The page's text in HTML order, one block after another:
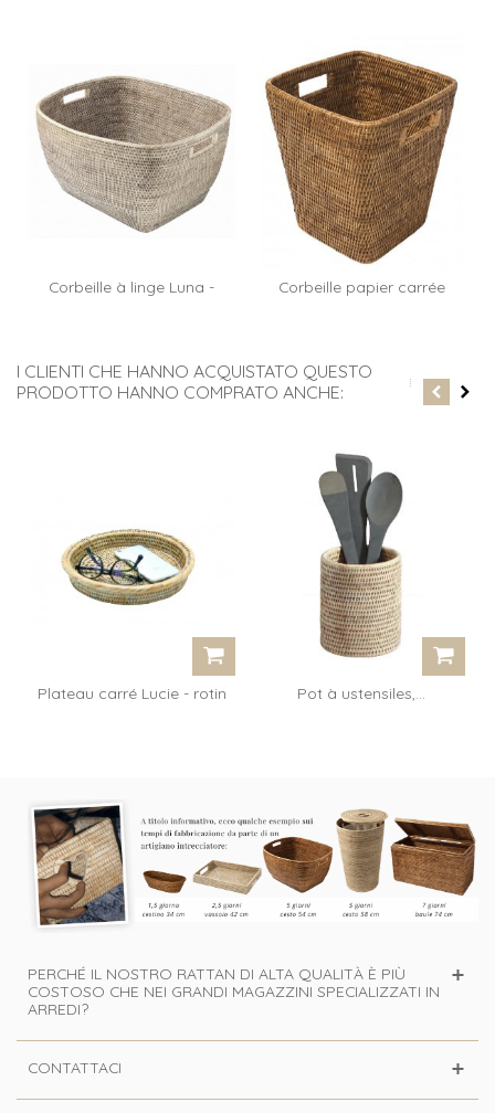
Corbeille à linge Luna -
Corbeille papier carrée
I CLIENTI CHE HANNO ACQUISTATO QUESTO
PRODOTTO HANNO COMPRATO ANCHE:
Plateau carré Lucie - rotin
Pot à ustensiles,...
PERCHÉ IL NOSTRO RATTAN DI ALTA QUALITÀ È PIÙ
COSTOSO CHE NEI GRANDI MAGAZZINI SPECIALIZZATI IN
ARREDI?
CONTATTACI